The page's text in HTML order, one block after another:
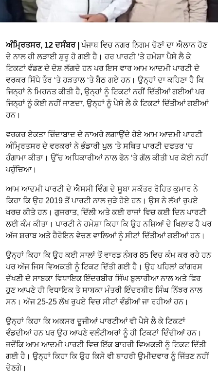
ਅੰਮ੍ਰਿਤਸਰ, 12 ਦਸੰਬਰ | ਪੰਜਾਬ ਵਿਚ ਨਗਰ ਨਿਗਮ ਚੋਣਾਂ ਦਾ ਐਲਾਨ ਹੋਣ
ਦੇ ਨਾਲ ਹੀ ਲੜਾਈ ਸ਼ੁਰੂ ਹੋ ਗਈ ਹੈ। ਹਰ ਪਾਰਟੀ ‘ਤੇ ਹਮੇਸ਼ਾ ਪੈਸੇ ਲੈ ਕੇ
ਟਿਕਟਾਂ ਵੰਡਣ ਦੇ ਦੋਸ਼ ਲੱਗਦੇ ਹਨ ਪਰ ਇਸ ਵਾਰ ਆਮ ਆਦਮੀ ਪਾਰਟੀ ਦੇ
ਵਰਕਰ ਸਿੱਧੇ ਤੌਰ ‘ਤੇ ਹੜਤਾਲ ‘ਤੇ ਬੈਠ ਗਏ ਹਨ। ਉਨ੍ਹਾਂ ਦਾ ਕਹਿਣਾ ਹੈ ਕਿ
ਜਿਨ੍ਹਾਂ ਨੇ ਮਿਹਨਤ ਕੀਤੀ ਹੈ, ਉਨ੍ਹਾਂ ਨੂੰ ਟਿਕਟਾਂ ਨਹੀਂ ਦਿੱਤੀਆਂ ਗਈਆਂ ਪਰ
ਜਿਨ੍ਹਾਂ ਨੂੰ ਕੋਈ ਨਹੀਂ ਜਾਣਦਾ, ਉਨ੍ਹਾਂ ਨੂੰ ਪੈਸੇ ਲੈ ਕੇ ਟਿਕਟਾਂ ਦਿੱਤੀਆਂ ਗਈਆਂ
ਹਨ।
ਵਰਕਰ ਏਕਤਾ ਜ਼ਿੰਦਾਬਾਦ ਦੇ ਨਾਅਰੇ ਲਗਾਉਂਦੇ ਹੋਏ ਆਮ ਆਦਮੀ ਪਾਰਟੀ
ਅੰਮ੍ਰਿਤਸਰ ਦੇ ਵਰਕਰਾਂ ਨੇ ਭੰਡਾਰੀ ਪੁਲ ‘ਤੇ ਸਥਿਤ ਪਾਰਟੀ ਦਫਤਰ ‘ਚ
ਹੰਗਾਮਾ ਕੀਤਾ। ਉੱਚ ਅਧਿਕਾਰੀਆਂ ਨਾਲ ਫੋਨ ‘ਤੇ ਗੱਲ ਕੀਤੀ ਪਰ ਕੋਈ ਨਹੀਂ
ਪਹੁੰਚਿਆ।
ਆਮ ਆਦਮੀ ਪਾਰਟੀ ਦੇ ਐਸਸੀ ਵਿੰਗ ਦੇ ਸੂਬਾ ਸਕੱਤਰ ਰੋਹਿਤ ਕੁਮਾਰ ਨੇ
ਕਿਹਾ ਕਿ ਉਹ 2019 ਤੋਂ ਪਾਰਟੀ ਨਾਲ ਜੁੜੇ ਹੋਏ ਹਨ। ਉਸ ਨੇ ਲੱਖਾਂ ਰੁਪਏ
ਖਰਚ ਕੀਤੇ ਹਨ। ਗੁਜਰਾਤ, ਦਿੱਲੀ ਅਤੇ ਕਈ ਰਾਜਾਂ ਵਿਚ ਕਈ ਦਿਨ ਪਾਰਟੀ
ਲਈ ਕੰਮ ਕੀਤਾ। ਪਾਰਟੀ ਨੇ ਹਮੇਸ਼ਾ ਕਿਹਾ ਕਿ ਉਹ ਨਸ਼ਿਆਂ ਦੇ ਖਿਲਾਫ ਹੈ ਪਰ
ਅੱਜ ਸ਼ਰਾਬ ਅਤੇ ਹੈਰੋਇਨ ਵੇਚਣ ਵਾਲਿਆਂ ਨੂੰ ਸੀਟਾਂ ਦਿੱਤੀਆਂ ਗਈਆਂ ਹਨ।
ਉਨ੍ਹਾਂ ਕਿਹਾ ਕਿ ਉਹ ਕਈ ਸਾਲਾਂ ਤੋਂ ਵਾਰਡ ਨੰਬਰ 85 ਵਿਚ ਕੰਮ ਕਰ ਰਹੇ ਹਨ
ਪਰ ਅੱਜ ਜਿਸ ਵਿਅਕਤੀ ਨੂੰ ਟਿਕਟ ਦਿੱਤੀ ਗਈ ਹੈ। ਉਹ ਪਹਿਲਾਂ ਕਾਂਗਰਸ
ਦੱਖਣੀ ਦੇ ਸਾਬਕਾ ਵਿਧਾਇਕ ਇੰਦਰਬੀਰ ਸਿੰਘ ਬੁਲਾਰੀਆ ਨਾਲ ਅਤੇ ਫਿਰ
ਹੁਣ ਆਪਣੇ ਹੀ ਵਿਧਾਇਕ ਤੇ ਸਾਬਕਾ ਮੰਤਰੀ ਇੰਦਰਬੀਰ ਸਿੰਘ ਨਿੱਝਰ ਨਾਲ
ਸਨ। ਅੱਜ 25-25 ਲੱਖ ਰੁਪਏ ਵਿਚ ਸੀਟਾਂ ਵੰਡੀਆਂ ਜਾ ਰਹੀਆਂ ਹਨ।
ਉਨ੍ਹਾਂ ਕਿਹਾ ਕਿ ਅਕਸਰ ਦੂਜੀਆਂ ਪਾਰਟੀਆਂ ਵੀ ਪੈਸੇ ਲੈ ਕੇ ਟਿਕਟਾਂ
ਵੰਡਦੀਆਂ ਹਨ ਪਰ ਉਹ ਆਪਣੇ ਵਲੰਟੀਅਰਾਂ ਨੂੰ ਹੀ ਟਿਕਟਾਂ ਦਿੰਦੀਆਂ ਹਨ।
ਜਦੋਂਕਿ ਆਮ ਆਦਮੀ ਪਾਰਟੀ ਵਿਚ ਇੱਕ ਬਾਹਰੀ ਵਿਅਕਤੀ ਨੂੰ ਟਿਕਟ ਦਿੱਤੀ
ਗਈ ਹੈ। ਉਨ੍ਹਾਂ ਕਿਹਾ ਕਿ ਉਹ ਕਿਸੇ ਵੀ ਬਾਹਰੀ ਉਮੀਦਵਾਰ ਨੂੰ ਜਿੱਤਣ ਨਹੀਂ
ਦੇਣਗੇ।